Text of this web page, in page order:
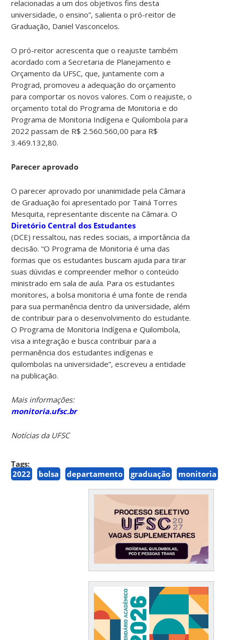
relacionadas a um dos objetivos fins desta
universidade, o ensino”, salienta o pró-reitor de
Graduação, Daniel Vasconcelos.
O pró-reitor acrescenta que o reajuste também
acordado com a Secretaria de Planejamento e
Orçamento da UFSC, que, juntamente com a
Prograd, promoveu a adequação do orçamento
para comportar os novos valores. Com o reajuste, o
orçamento total do Programa de Monitoria e do
Programa de Monitoria Indígena e Quilombola para
2022 passam de R$ 2.560.560,00 para R$
3.469.132,80.
Parecer aprovado
O parecer aprovado por unanimidade pela Câmara
de Graduação foi apresentado por Tainá Torres
Mesquita, representante discente na Câmara. O
Diretório Central dos Estudantes
(DCE) ressaltou, nas redes sociais, a importância da
decisão. “O Programa de Monitoria é uma das
formas que os estudantes buscam ajuda para tirar
suas dúvidas e compreender melhor o conteúdo
ministrado em sala de aula. Para os estudantes
monitores, a bolsa monitoria é uma fonte de renda
para sua permanência dentro da universidade, além
de contribuir para o desenvolvimento do estudante.
O Programa de Monitoria Indígena e Quilombola,
visa a integração e busca contribuir para a
permanência dos estudantes indígenas e
quilombolas na universidade”, escreveu a entidade
na publicação.
Mais informações:
monitoria.ufsc.br
Notícias da UFSC
Tags:
2022
bolsa departamento graduação monitoria